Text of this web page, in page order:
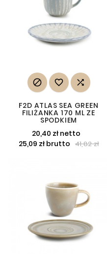
  
F2D ATLAS SEA GREEN
FILIŻANKA 170 ML ZE
SPODKIEM
20,40 zł netto
25,09 zł brutto 41,82 zł